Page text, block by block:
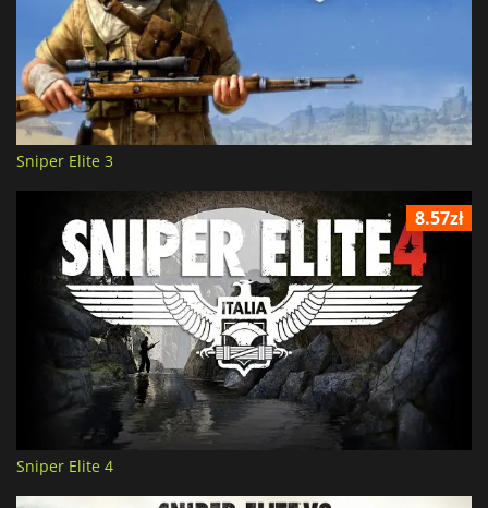
Sniper Elite 3
8.57zł
Sniper Elite 4